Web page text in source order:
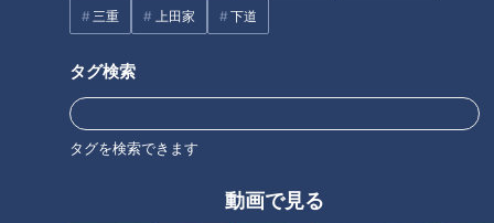
三重 上田家 下道
タグ検索
タグを検索できます
動画で見る
画像：CBCテレビ『道との遭遇』
が特徴。アスファルトだと傾斜で流れてしまったり、ローラー
で均等に固められなかったりするのだとか。
また、滑り止めの効果があるドーナツ型の窪んだ輪っか「オー